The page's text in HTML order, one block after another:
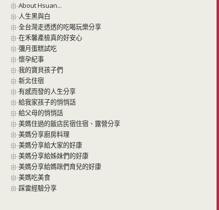
About Hsuan...
人生黑與白
全台灣走透透的吃喝玩樂分享
在禾馨產檢真的好安心
彌月蛋糕試吃
懷孕紀事
我的寶貝孩子們
新北住宿
有感而發的人生分享
給我家孩子的悄悄話
給父母的悄悄話
美媽住過的飯店民宿住宿、露營分享
美媽分享廚房料理
美媽分享給大家的好康
美媽分享給姊妹們的好康
美媽分享給媽咪們育兒的好康
美媽吃美食
踩雷經驗分享